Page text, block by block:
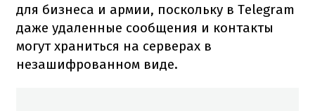
для бизнеса и армии, поскольку в Telegram
даже удаленные сообщения и контакты
могут храниться на серверах в
незашифрованном виде.